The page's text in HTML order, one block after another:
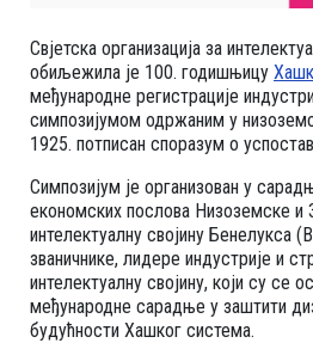
Свјетска организација за
обиљежила је 100. годишњицу
међународне регистрације
симпозијумом одржаним у
1925. потписан споразум о
Симпозијум је организован у
економских послова Низоземске и
интелектуалну својину Бенелукса
званичнике, лидере индустрије и
интелектуалну својину, који су се
међународне сарадње у заштити
будућности Хашког система.